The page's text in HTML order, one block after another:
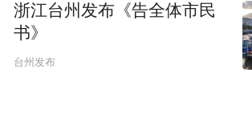
浙江台州发布《告全体市民
书》
台州发布